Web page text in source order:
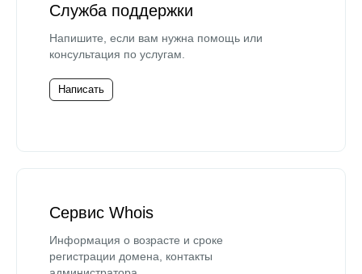
Служба поддержки
Напишите, если вам нужна помощь или
консультация по услугам.
Написать
Сервис Whois
Информация о возрасте и сроке
регистрации домена, контакты